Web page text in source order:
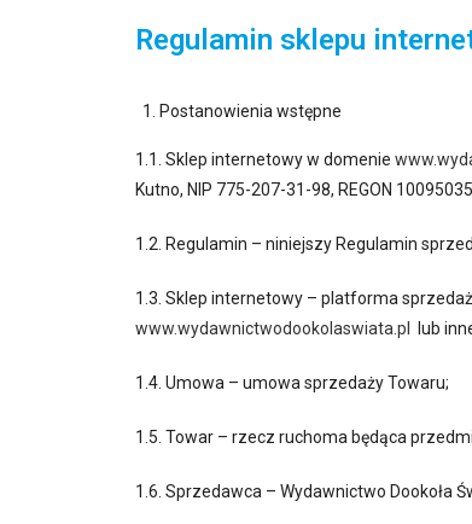
Regulamin sklepu
Postanowienia wstępne
1.1. Sklep internetowy w domenie
Kutno, NIP 775-207-31-98, REGON
1.2. Regulamin – niniejszy Regulamin
1.3. Sklep internetowy – platforma
www.wydawnictwodookolaswiata.pl
lub
1.4. Umowa – umowa sprzedaży Towaru;
1.5. Towar – rzecz ruchoma będąca
1.6. Sprzedawca – Wydawnictwo Dookoła